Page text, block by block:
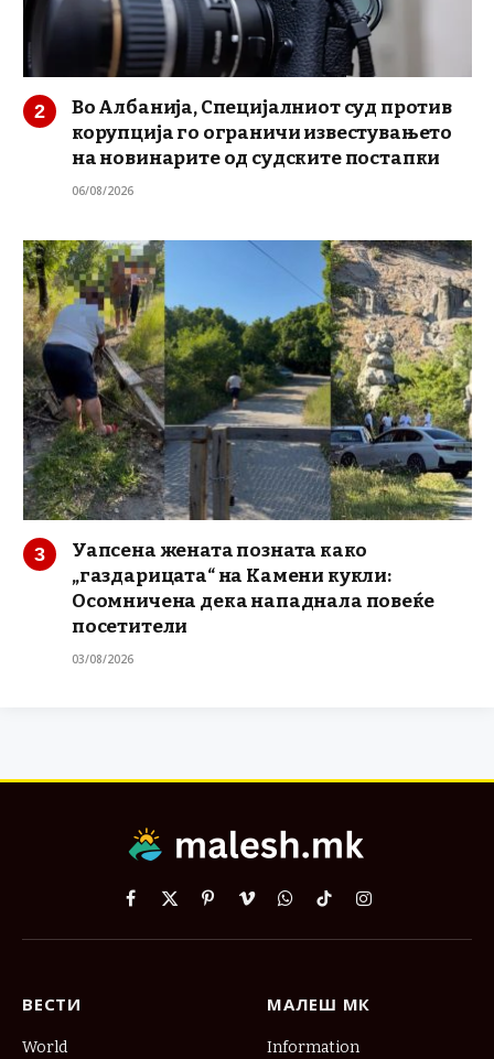
Во Албанија, Специјалниот суд против
корупција го ограничи известувањето
на новинарите од судските постапки
06/08/2026
Уапсена жената позната како
„газдарицата“ на Камени кукли:
Осомничена дека нападнала повеќе
посетители
03/08/2026
Facebook
X
PinterestVimeoWhatsApp
TikTokInstagram
ВЕСТИ
World
МАЛЕШ МК
Information